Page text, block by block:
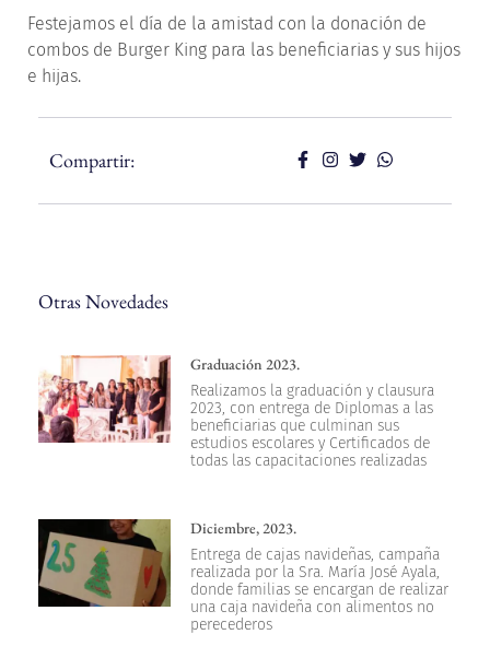
Festejamos el día de la amistad con la donación de
combos de Burger King para las beneficiarias y sus hijos
e hijas.
Compartir:
Otras Novedades
Graduación 2023.
Realizamos la graduación y clausura
2023, con entrega de Diplomas a las
beneficiarias que culminan sus
estudios escolares y Certificados de
todas las capacitaciones realizadas
Diciembre, 2023.
Entrega de cajas navideñas, campaña
realizada por la Sra. María José Ayala,
donde familias se encargan de realizar
una caja navideña con alimentos no
perecederos